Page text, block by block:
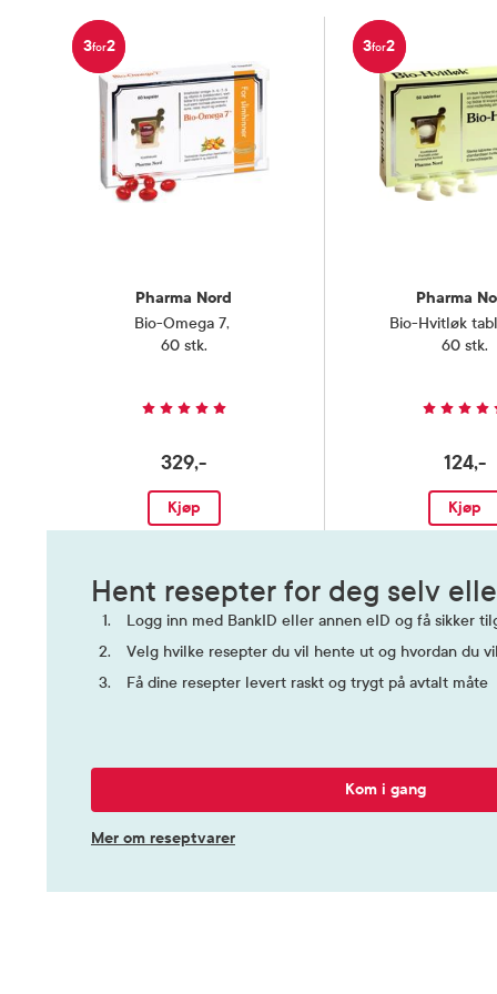
Næringsinnhold
Én
Oppbevaringsbetingelser Rom (15-
3for2
Pharma Nord
Bio-Omega 7,
60 stk.
329,-
Kjøp
3for2
Pharma
Bio-Hvitløk
60 stk.
124,-
Kjøp
Hent resepter for deg selv
Logg inn med BankID eller annen eID og få sikker
Velg hvilke resepter du vil hente ut og hvordan du
Få dine resepter levert raskt og trygt på avtalt måte
Kom i gang
Mer om reseptvarer